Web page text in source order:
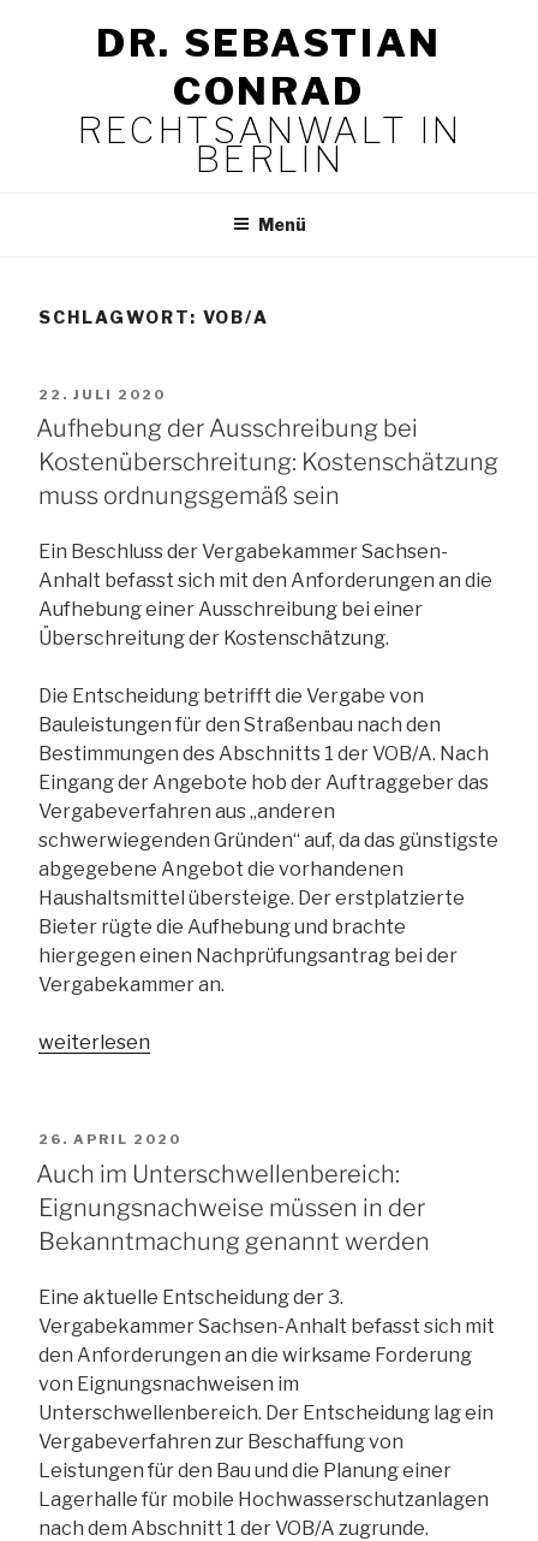
DR. SEBASTIAN
CONRAD
RECHTSANWALT IN
BERLIN
Menü
SCHLAGWORT: VOB/A
VERÖFFENTLICHT
AM
22. JULI 2020
Aufhebung der Ausschreibung bei
Kostenüberschreitung: Kostenschätzung
muss ordnungsgemäß sein
Ein Beschluss der Vergabekammer Sachsen-
Anhalt befasst sich mit den Anforderungen an die
Aufhebung einer Ausschreibung bei einer
Überschreitung der Kostenschätzung.
Die Entscheidung betrifft die Vergabe von
Bauleistungen für den Straßenbau nach den
Bestimmungen des Abschnitts 1 der VOB/A. Nach
Eingang der Angebote hob der Auftraggeber das
Vergabeverfahren aus „anderen
schwerwiegenden Gründen“ auf, da das günstigste
abgegebene Angebot die vorhandenen
Haushaltsmittel übersteige. Der erstplatzierte
Bieter rügte die Aufhebung und brachte
hiergegen einen Nachprüfungsantrag bei der
Vergabekammer an.
„Aufhebung
Kostenschätzung
muss
ordnungsgemäß
weiterlesen
VERÖFFENTLICHT
AM
26. APRIL 2020
Auch im Unterschwellenbereich:
Eignungsnachweise müssen in der
Bekanntmachung genannt werden
Eine aktuelle Entscheidung der 3.
Vergabekammer Sachsen-Anhalt befasst sich mit
den Anforderungen an die wirksame Forderung
von Eignungsnachweisen im
Unterschwellenbereich. Der Entscheidung lag ein
Vergabeverfahren zur Beschaffung von
Leistungen für den Bau und die Planung einer
Lagerhalle für mobile Hochwasserschutzanlagen
nach dem Abschnitt 1 der VOB/A zugrunde.